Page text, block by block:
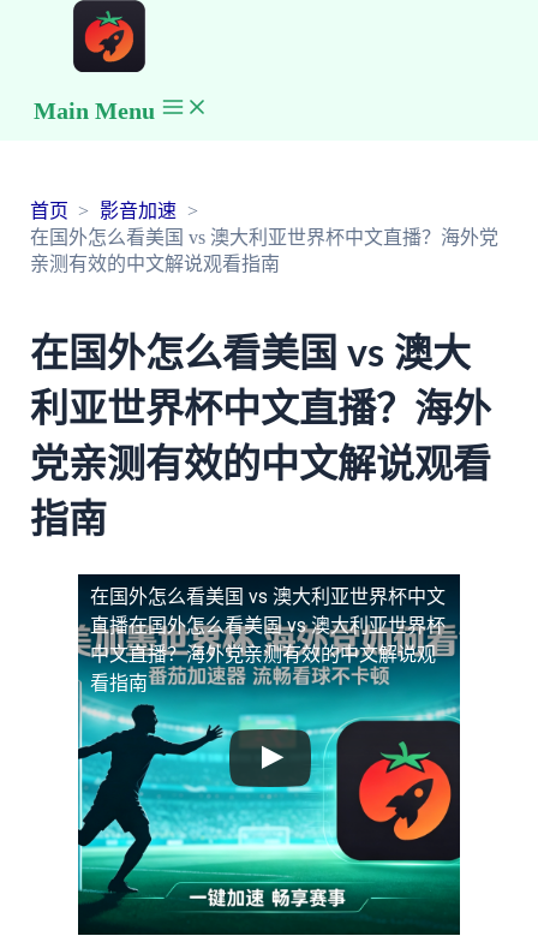
Main Menu
首页
影音加速
在国外怎么看美国 vs 澳大利亚世界杯中文直播？海外党
亲测有效的中文解说观看指南
在国外怎么看美国 vs 澳大
利亚世界杯中文直播？海外
党亲测有效的中文解说观看
指南
在国外怎么看美国 vs 澳大利亚世界杯中文
直播在国外怎么看美国 vs 澳大利亚世界杯
中文直播？海外党亲测有效的中文解说观
看指南